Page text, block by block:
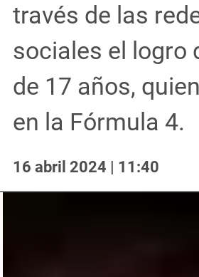
través de las
sociales el logro
de 17 años,
en la Fórmula 4.
16 abril 2024 | 11:40